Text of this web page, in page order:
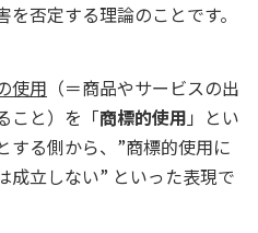
を否定する理論のことです。
使用 （＝商品やサービスの出
こと）を「商標的使用 」とい
する側から、”商標的使用に
成立しない” といった表現で